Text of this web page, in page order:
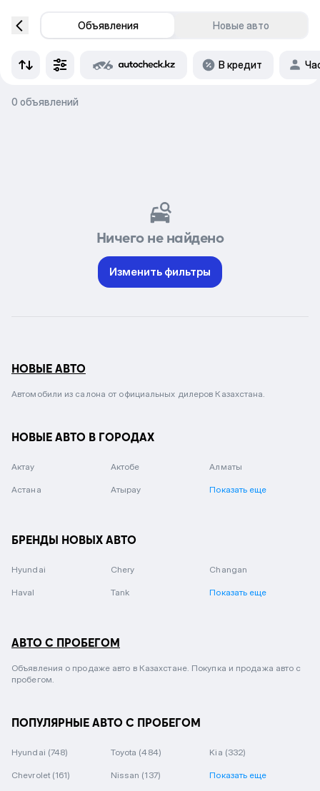
Объявления Новые авто
В кредит
0 объявлений
Ничего не найдено
Изменить фильтры
НОВЫЕ АВТО
Автомобили из салона от официальных дилеров Казахстана.
НОВЫЕ АВТО В ГОРОДАХ
Актау Актобе Алматы
Астана Атырау Показать еще
БРЕНДЫ НОВЫХ АВТО
Hyundai Chery Changan
Haval Tank Показать еще
АВТО С ПРОБЕГОМ
Объявления о продаже авто в Казахстане. Покупка и продажа авто с
пробегом.
ПОПУЛЯРНЫЕ АВТО С ПРОБЕГОМ
Hyundai (748) Toyota (484) Kia (332)
Chevrolet (161) Nissan (137) Показать еще